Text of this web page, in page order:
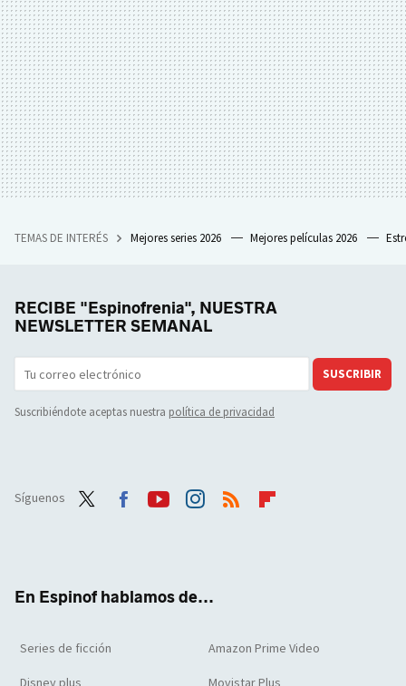
TEMAS DE INTERÉS Mejores series 2026 Mejores películas 2026
RECIBE "Espinofrenia", NUESTRA
NEWSLETTER SEMANAL
SUSCRIBIR
Suscribiéndote aceptas nuestra política de privacidad
Síguenos
En Espinof hablamos de...
Series de ficción Amazon Prime Video
Disney plus Movistar Plus